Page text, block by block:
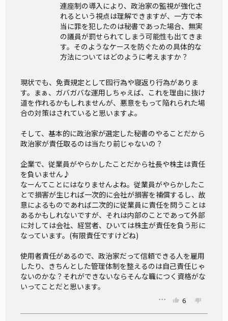
なくなる）になるので、代表者になっている国会議員は失職
する可能性があります。
しかし、代表者は会計責任者の「選任および監督」、つまり
選任と監督の両方について注意を怠ったときのみ罰金となり
そのため、政治家を公民権停止にして責任を取らせるのは非
常にハードルが高く、「秘書がやった」で逃げることができ
る訳です。
政治家もペナルティを受ける連座制とは
にある者（秘書、親族など）が、買収罪などの選挙違反を犯
して刑に処せられた場合、その選挙の当選を無効とし、その
後の立候補を制限する制度です。
今国会（第213回常会）で検討されている政治資金規正法改
正は、この連座制を収支報告書の虚偽記載などに導入しては
どのような改正案が出て来るかまだ分かりませんが、連座制
が導入されると、虚偽記載があった場合には国会議員が失職
する制度になるかも知れません。
連座制の導入により、政治家の監視が強化さ
れるという視点は理解できますが、一方で本
当に罪を犯したのは秘書であった場合、無実
の議員が罰せられてしまう可能性も出てきま
す。そのようなケースを防ぐための具体的な
方法についてはどのように考えますか？
現状でも、免責規定として囮行為や寝返り行為がありま
す。まぁ、ガバガバな運用しちゃえば、これを理由に抜け
道を作れるかもしれませんが、悪意をもって陥れられた場
合の対策はされていると思いますよ。
そして、基本的に政治家が選定した秘書のやることだから
政治家が責任取るのは当たり前じゃないの？
企業で、従業員がやらかしたことだから社長や株主は責任
を負いません♪
なーんてことにはなりませんよね。従業員がやらかしたこ
とで損害が生じれば一次的に会社が損害を補償するし、故
意によるものであれば二次的に従業員に責任を問うことは
あるかもしれないですが、それは内部のことであって外部
に対しては会社、経営者、ひいては株主が責任を負う形に
なっています。(有限責任ですけどね)
使用者責任があるので、政治家だって信頼できる人を雇用
したり、きちんとした管理体制を整えるのは自己責任じゃ
ないのかな？それができないならそんな職につく資格がな
いってことだと思います。
6